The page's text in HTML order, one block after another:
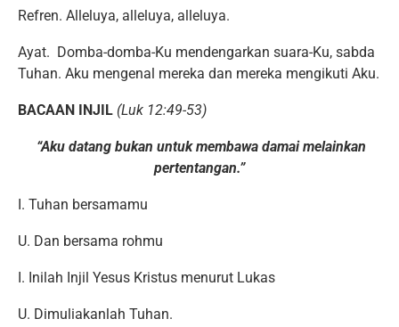
Refren. Alleluya, alleluya, alleluya.
Ayat. Domba-domba-Ku mendengarkan suara-Ku, sabda
Tuhan. Aku mengenal mereka dan mereka mengikuti Aku.
BACAAN INJIL (Luk 12:49-53)
“Aku datang bukan untuk membawa damai melainkan
pertentangan.”
I. Tuhan bersamamu
U. Dan bersama rohmu
I. Inilah Injil Yesus Kristus menurut Lukas
U. Dimuliakanlah Tuhan.